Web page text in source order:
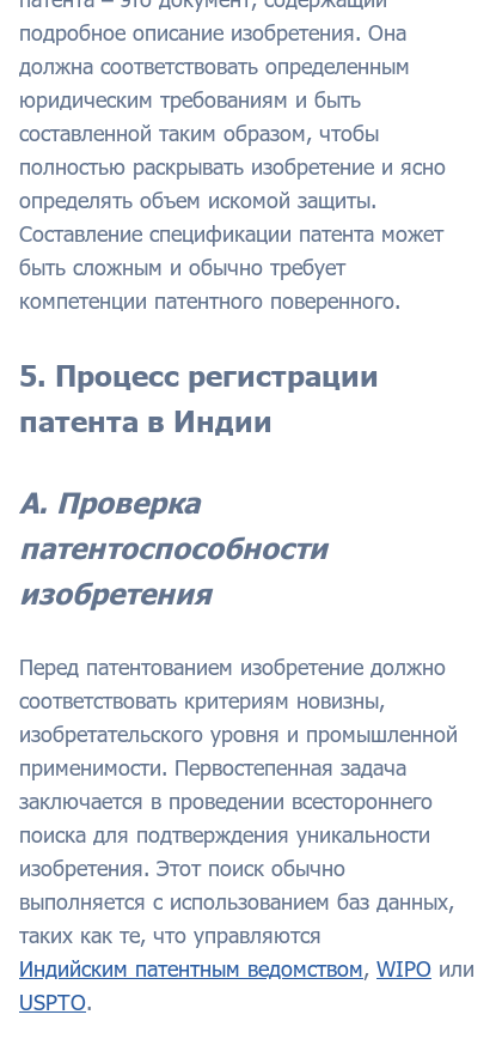
подробное описание изобретения. Она
должна соответствовать определенным
юридическим требованиям и быть
составленной таким образом, чтобы
полностью раскрывать изобретение и ясно
определять объем искомой защиты.
Составление спецификации патента может
быть сложным и обычно требует
компетенции патентного поверенного.
5. Процесс регистрации
патента в Индии
А. Проверка
патентоспособности
изобретения
Перед патентованием изобретение должно
соответствовать критериям новизны,
изобретательского уровня и промышленной
применимости. Первостепенная задача
заключается в проведении всестороннего
поиска для подтверждения уникальности
изобретения. Этот поиск обычно
выполняется с использованием баз данных,
таких как те, что управляются
Индийским патентным ведомством, WIPO или
USPTO.